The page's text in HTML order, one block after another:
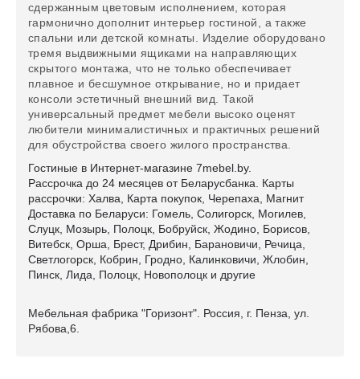
сдержанным цветовым исполнением, которая
гармонично дополнит интерьер гостиной, а также
спальни или детской комнаты. Изделие оборудовано
тремя выдвижными ящиками на направляющих
скрытого монтажа, что не только обеспечивает
плавное и бесшумное открывание, но и придает
консоли эстетичный внешний вид. Такой
универсальный предмет мебели высоко оценят
любители минималистичных и практичных решений
для обустройства своего жилого пространства.
Гостиные в Интернет-магазине 7mebel.by.
Рассрочка до 24 месяцев от Беларусбанка. Карты
рассрочки: Халва, Карта покупок, Черепаха, Магнит
Доставка по Беларуси: Гомель, Солигорск, Могилев,
Слуцк, Мозырь, Полоцк, Бобруйск, Жодино, Борисов,
Витебск, Орша, Брест, Дрибин, Барановичи, Речица,
Светлогорск, Кобрин, Гродно, Калинковичи, Жлобин,
Пинск, Лида, Полоцк, Новополоцк и другие
Мебельная фабрика "Горизонт". Россия, г. Пенза, ул.
Рябова,6.